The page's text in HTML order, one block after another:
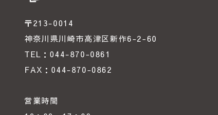
〒213-0014
神奈川県川崎市高津区新作6-2-60
TEL：044-870-0861
FAX：044-870-0862
営業時間